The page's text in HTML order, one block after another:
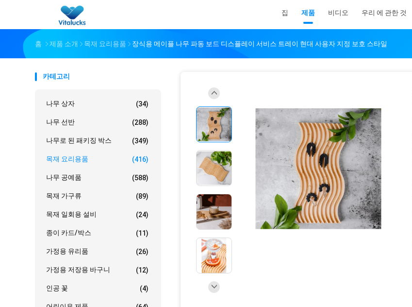
집 제품 비디오 우리 에 관한 것
홈 제품 소개 목재 요리용품 장식용 메이플 나무 파동 보드 디스플레이 서비스 트레이 현대 사용자 지정 보호 스타일
카테고리
나무 상자 (34)
나무 선반 (288)
나무로 된 패키징 박스 (349)
목재 요리용품 (416)
나무 공예품 (588)
목재 가구류 (89)
목재 일회용 설비 (24)
종이 카드/박스 (11)
가정용 유리품 (26)
가정용 저장용 바구니 (12)
인공 꽃 (4)